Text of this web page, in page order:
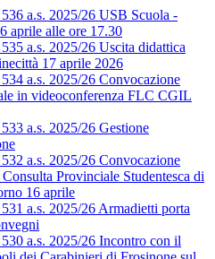
a.s. 2025/26 USB Scuola -
aprile alle ore 17.30
a.s. 2025/26 Uscita didattica
17 aprile 2026
a.s. 2025/26 Convocazione
in videoconferenza FLC CGIL
a.s. 2025/26 Gestione
a.s. 2025/26 Convocazione
Provinciale Studentesca di
16 aprile
a.s. 2025/26 Armadietti porta
a.s. 2025/26 Incontro con il